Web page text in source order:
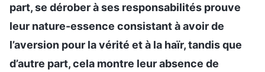
part, se dérober à ses responsabilités prouve
leur nature-essence consistant à avoir de
l’aversion pour la vérité et à la haïr, tandis que
d’autre part, cela montre leur absence de